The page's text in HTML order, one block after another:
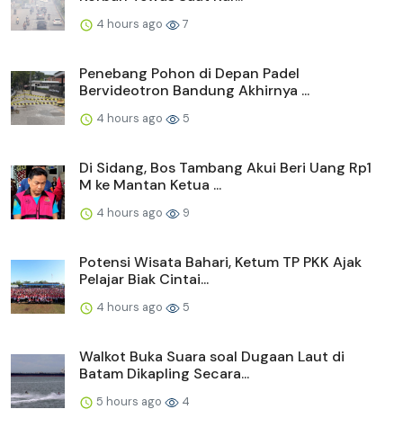
4 hours ago 7
Penebang Pohon di Depan Padel
Bervideotron Bandung Akhirnya ...
4 hours ago 5
Di Sidang, Bos Tambang Akui Beri Uang Rp1
M ke Mantan Ketua ...
4 hours ago 9
Potensi Wisata Bahari, Ketum TP PKK Ajak
Pelajar Biak Cintai...
4 hours ago 5
Walkot Buka Suara soal Dugaan Laut di
Batam Dikapling Secara...
5 hours ago 4